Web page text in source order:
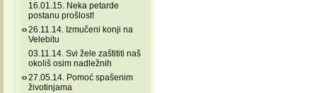
16.01.15. Neka petarde
postanu prošlost!
26.11.14. Izmučeni konji na
Velebitu
03.11.14. Svi žele zaštititi naš
okoliš osim nadležnih
27.05.14. Pomoć spašenim
životinjama